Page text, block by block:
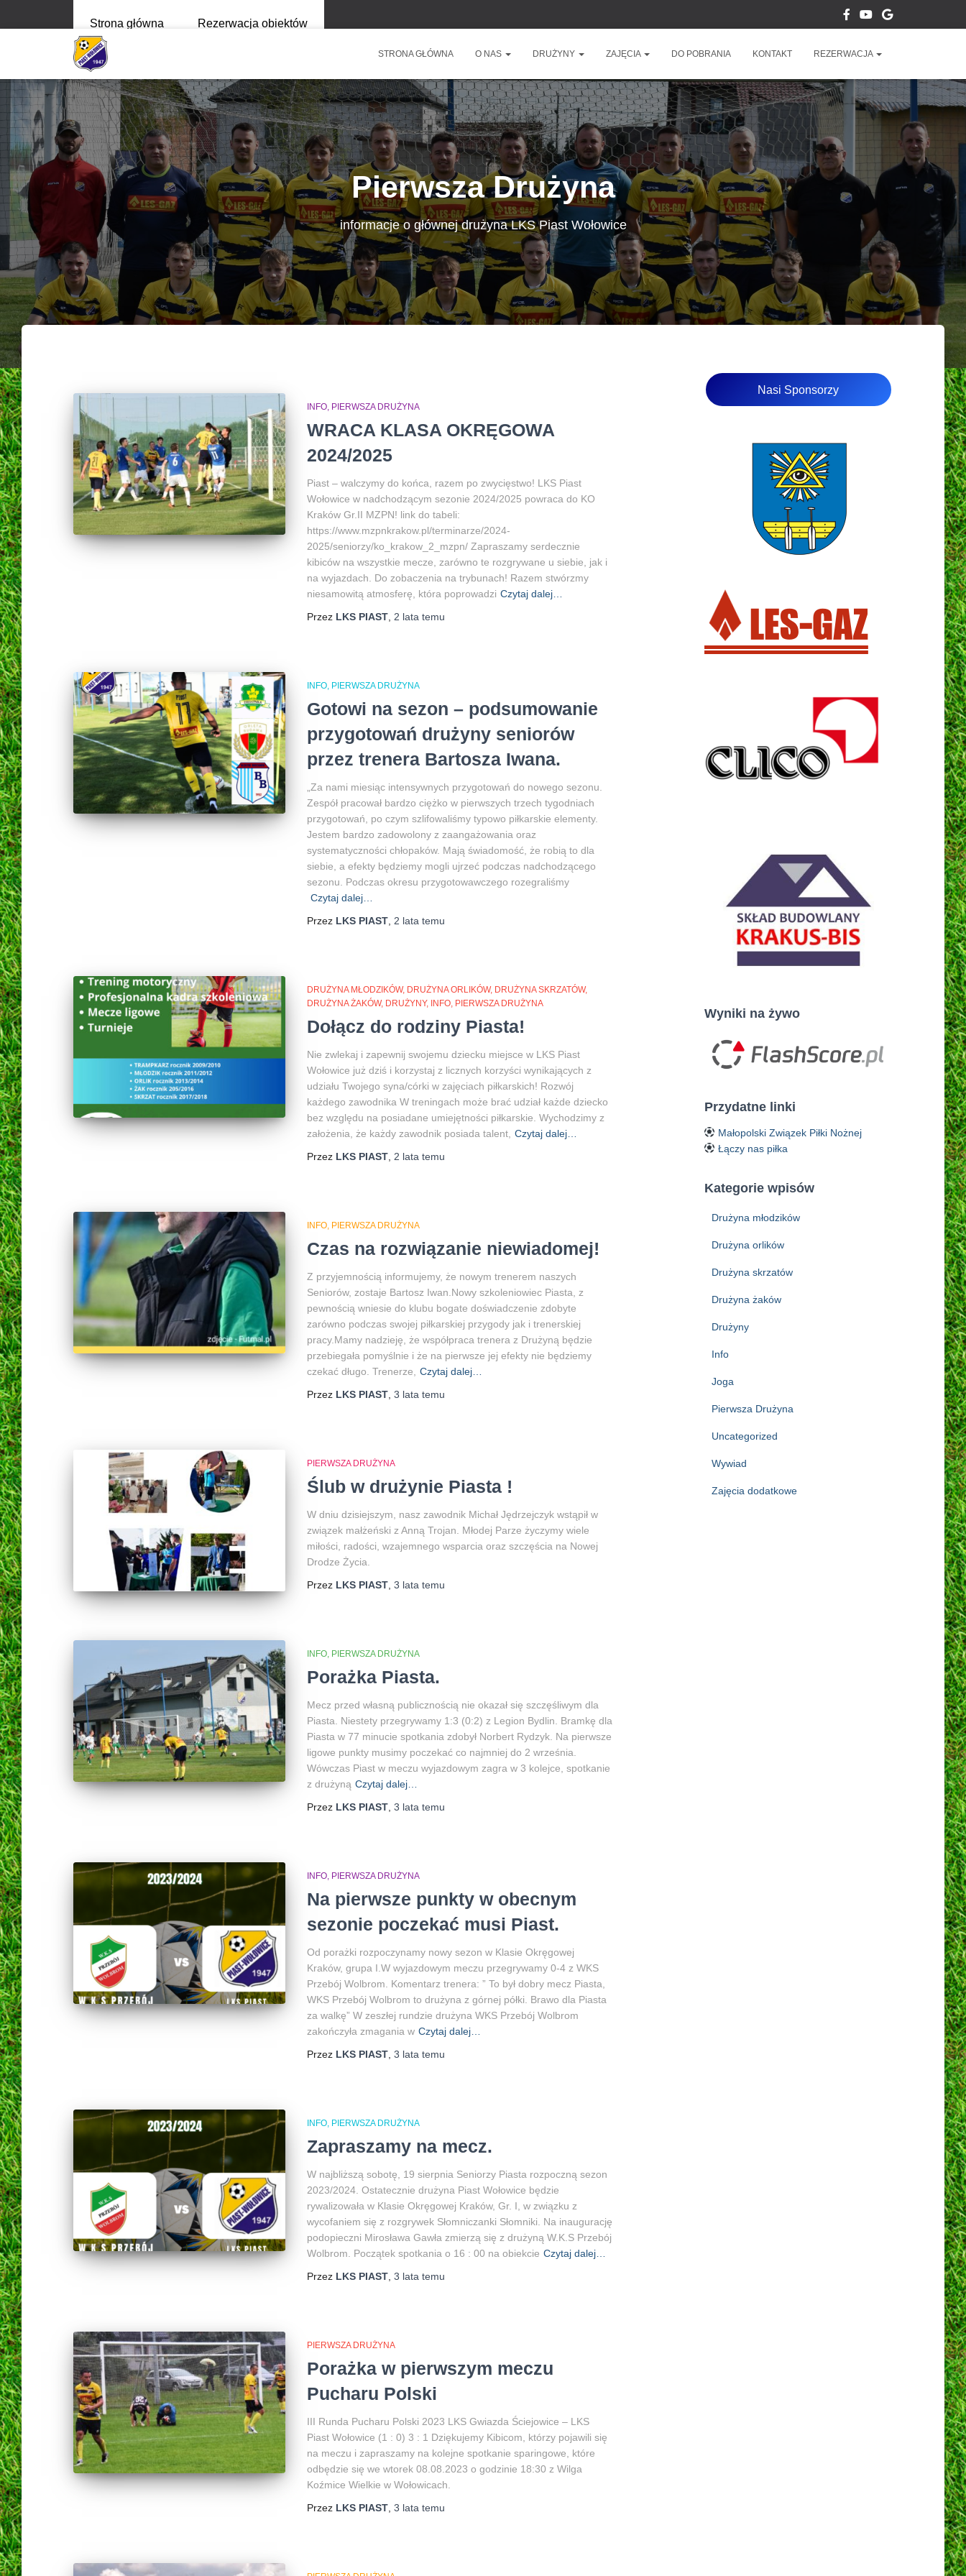
Strona główna Rezerwacja obiektów
STRONA GŁÓWNA O NAS DRUŻYNY ZAJĘCIA DO POBRANIA KONTAKT REZERWACJA
Pierwsza Drużyna
informacje o głównej drużyna LKS Piast Wołowice
INFO PIERWSZA DRUŻYNA
WRACA KLASA OKRĘGOWA
2024/2025
Piast – walczymy do końca, razem po zwycięstwo! LKS Piast
Wołowice w nadchodzącym sezonie 2024/2025 powraca do KO
Kraków Gr.II MZPN! link do tabeli:
https://www.mzpnkrakow.pl/terminarze/2024-
2025/seniorzy/ko_krakow_2_mzpn/ Zapraszamy serdecznie
kibiców na wszystkie mecze, zarówno te rozgrywane u siebie, jak i
na wyjazdach. Do zobaczenia na trybunach! Razem stwórzmy
niesamowitą atmosferę, która poprowadzi Czytaj dalej…
Przez LKS PIAST 2 lata temu
INFO PIERWSZA DRUŻYNA
Gotowi na sezon – podsumowanie
przygotowań drużyny seniorów
przez trenera Bartosza Iwana.
„Za nami miesiąc intensywnych przygotowań do nowego sezonu.
Zespół pracował bardzo ciężko w pierwszych trzech tygodniach
przygotowań, po czym szlifowaliśmy typowo piłkarskie elementy.
Jestem bardzo zadowolony z zaangażowania oraz
systematyczności chłopaków. Mają świadomość, że robią to dla
siebie, a efekty będziemy mogli ujrzeć podczas nadchodzącego
sezonu. Podczas okresu przygotowawczego rozegraliśmy
Czytaj dalej…
Przez LKS PIAST 2 lata temu
DRUŻYNA MŁODZIKÓW DRUŻYNA ORLIKÓW DRUŻYNA SKRZATÓW
DRUŻYNA ŻAKÓW DRUŻYNY INFO PIERWSZA DRUŻYNA
Dołącz do rodziny Piasta!
Nie zwlekaj i zapewnij swojemu dziecku miejsce w LKS Piast
Wołowice już dziś i korzystaj z licznych korzyści wynikających z
udziału Twojego syna/córki w zajęciach piłkarskich! Rozwój
każdego zawodnika W treningach może brać udział każde dziecko
bez względu na posiadane umiejętności piłkarskie. Wychodzimy z
założenia, że każdy zawodnik posiada talent, Czytaj dalej…
Przez LKS PIAST 2 lata temu
INFO PIERWSZA DRUŻYNA
Czas na rozwiązanie niewiadomej!
Z przyjemnością informujemy, że nowym trenerem naszych
Seniorów, zostaje Bartosz Iwan.Nowy szkoleniowiec Piasta, z
pewnością wniesie do klubu bogate doświadczenie zdobyte
zarówno podczas swojej piłkarskiej przygody jak i trenerskiej
pracy.Mamy nadzieję, że współpraca trenera z Drużyną będzie
przebiegała pomyślnie i że na pierwsze jej efekty nie będziemy
czekać długo. Trenerze,
Czytaj dalej…
Przez LKS PIAST 3 lata temu
PIERWSZA DRUŻYNA
Ślub w drużynie Piasta !
W dniu dzisiejszym, nasz zawodnik Michał Jędrzejczyk wstąpił w
związek małżeński z Anną Trojan. Młodej Parze życzymy wiele
miłości, radości, wzajemnego wsparcia oraz szczęścia na Nowej
Drodze Życia.
Przez LKS PIAST 3 lata temu
INFO PIERWSZA DRUŻYNA
Porażka Piasta.
Mecz przed własną publicznością nie okazał się szczęśliwym dla
Piasta. Niestety przegrywamy 1:3 (0:2) z Legion Bydlin. Bramkę dla
Piasta w 77 minucie spotkania zdobył Norbert Rydzyk. Na pierwsze
ligowe punkty musimy poczekać co najmniej do 2 września.
Wówczas Piast w meczu wyjazdowym zagra w 3 kolejce, spotkanie
z drużyną Czytaj dalej…
Przez LKS PIAST 3 lata temu
INFO PIERWSZA DRUŻYNA
Na pierwsze punkty w obecnym
sezonie poczekać musi Piast.
Od porażki rozpoczynamy nowy sezon w Klasie Okręgowej
Kraków, grupa I.W wyjazdowym meczu przegrywamy 0-4 z WKS
Przebój Wolbrom. Komentarz trenera: ” To był dobry mecz Piasta,
WKS Przebój Wolbrom to drużyna z górnej półki. Brawo dla Piasta
za walkę” W zeszłej rundzie drużyna WKS Przebój Wolbrom
zakończyła zmagania w Czytaj dalej…
Przez LKS PIAST 3 lata temu
INFO PIERWSZA DRUŻYNA
Zapraszamy na mecz.
W najbliższą sobotę, 19 sierpnia Seniorzy Piasta rozpoczną sezon
2023/2024. Ostatecznie drużyna Piast Wołowice będzie
rywalizowała w Klasie Okręgowej Kraków, Gr. I, w związku z
wycofaniem się z rozgrywek Słomniczanki Słomniki. Na inaugurację
podopieczni Mirosława Gawła zmierzą się z drużyną W.K.S Przebój
Wolbrom. Początek spotkania o 16 : 00 na obiekcie Czytaj dalej…
Przez LKS PIAST 3 lata temu
PIERWSZA DRUŻYNA
Porażka w pierwszym meczu
Pucharu Polski
III Runda Pucharu Polski 2023 LKS Gwiazda Ściejowice – LKS
Piast Wołowice (1 : 0) 3 : 1 Dziękujemy Kibicom, którzy pojawili się
na meczu i zapraszamy na kolejne spotkanie sparingowe, które
odbędzie się we wtorek 08.08.2023 o godzinie 18:30 z Wilga
Koźmice Wielkie w Wołowicach.
Przez LKS PIAST 3 lata temu
Nasi Sponsorzy
Wyniki na żywo
Przydatne linki
Małopolski Związek Piłki Nożnej
Łączy nas piłka
Kategorie wpisów
Drużyna młodzików
Drużyna orlików
Drużyna skrzatów
Drużyna żaków
Drużyny
Info
Joga
Pierwsza Drużyna
Uncategorized
Wywiad
Zajęcia dodatkowe